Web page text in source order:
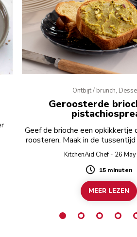
Ontbijt / brunch,
Geroosterde
Geef de brioche een opkikkertje
roosteren. Maak in de
van witte chocolade en
KitchenAid Chef - 26
Duration
15 minuten
MEER LEZEN